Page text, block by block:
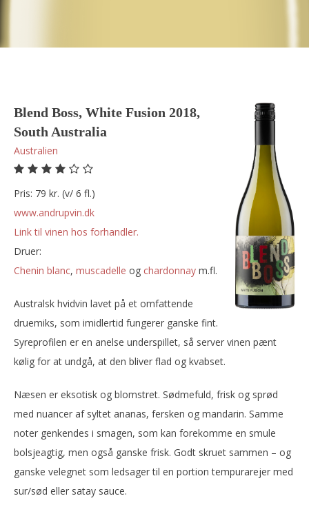
Blend Boss, White Fusion 2018,
South Australia
Australien
Pris: 79 kr. (v/ 6 fl.)
www.andrupvin.dk
Link til vinen hos forhandler.
Druer:
chenin blanc, muscadelle og chardonnay m.fl.
Australsk hvidvin lavet på et omfattende
druemiks, som imidlertid fungerer ganske fint.
Syreprofilen er en anelse underspillet, så server vinen pænt
kølig for at undgå, at den bliver flad og kvabset.
Næsen er eksotisk og blomstret. Sødmefuld, frisk og sprød
med nuancer af syltet ananas, fersken og mandarin. Samme
noter genkendes i smagen, som kan forekomme en smule
bolsjeagtig, men også ganske frisk. Godt skruet sammen – og
ganske velegnet som ledsager til en portion tempurarejer med
sur/sød eller satay sauce.